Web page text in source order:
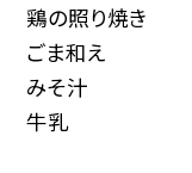
鶏の照り焼き
ごま和え
みそ汁
牛乳